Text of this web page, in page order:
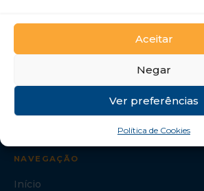
Aceitar
Negar
Ver preferências
Política de Cookies
NAVEGAÇÃO
Início